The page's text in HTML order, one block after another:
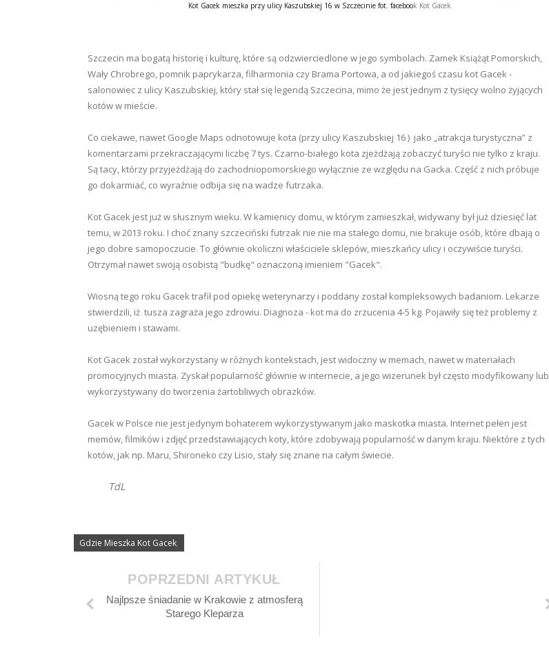
Gdzie Mieszka Kot Gacek,
Kot Gacek mieszka przy ulicy Kaszubskiej 16 w Szczecinie fot. facebook Kot Gacek
Szczecin ma bogatą historię i kulturę, które są odzwierciedlone w jego symbolach. Zamek Książąt Pomorskich,
Wały Chrobrego, pomnik paprykarza, filharmonia czy Brama Portowa, a od jakiegoś czasu kot Gacek -
salonowiec z ulicy Kaszubskiej, który stał się legendą Szczecina, mimo że jest jednym z tysięcy wolno żyjących
kotów w mieście.
Co ciekawe, nawet Google Maps odnotowuje kota (przy ulicy Kaszubskiej 16 ) jako „atrakcja turystyczna” z
komentarzami przekraczającymi liczbę 7 tys. Czarno-białego kota zjeżdżają zobaczyć turyści nie tylko z kraju.
Są tacy, którzy przyjeżdżają do zachodniopomorskiego wyłącznie ze względu na Gacka. Część z nich próbuje
go dokarmiać, co wyraźnie odbija się na wadze futrzaka.
Kot Gacek jest już w słusznym wieku. W kamienicy domu, w którym zamieszkał, widywany był już dziesięć lat
temu, w 2013 roku. I choć znany szczeciński futrzak nie nie ma stałego domu, nie brakuje osób, które dbają o
jego dobre samopoczucie. To głównie okoliczni właściciele sklepów, mieszkańcy ulicy i oczywiście turyści.
Otrzymał nawet swoją osobistą "budkę" oznaczoną imieniem "Gacek".
Wiosną tego roku Gacek trafił pod opiekę weterynarzy i poddany zostałkompleksowych badaniom. Lekarze
stwierdzili, iż tusza zagraża jego zdrowiu. Diagnoza - kot ma do zrzucenia 4-5 kg. Pojawiły się też problemy z
uzębieniem i stawami.
Kot Gacek został wykorzystany w różnych kontekstach, jest widoczny w memach, nawet w materiałach
promocyjnych miasta. Zyskał popularność głównie w internecie, a jego wizerunek był często modyfikowany lub
wykorzystywany do tworzenia żartobliwych obrazków.
Gacek w Polsce nie jest jedynym bohaterem wykorzystywanym jako maskotka miasta. Internet pełen jest
memów, filmików i zdjęć przedstawiających koty, które zdobywają popularność w danym kraju. Niektóre z tych
kotów, jak np. Maru, Shironeko czy Lisio, stały się znane na całym świecie.
TdL
POPRZEDNI ARTYKUŁ
Najlpsze śniadanie w Krakowie z atmosferą
Starego Kleparza